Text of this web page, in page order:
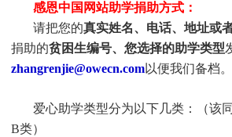
感恩中国网站助学捐助方式：
请把您的真实姓名、电话、地址或
捐助的贫困生编号、您选择的助学类型
zhangrenjie@owecn.com以便我们备档。
爱心助学类型分为以下几类：（该
B类）